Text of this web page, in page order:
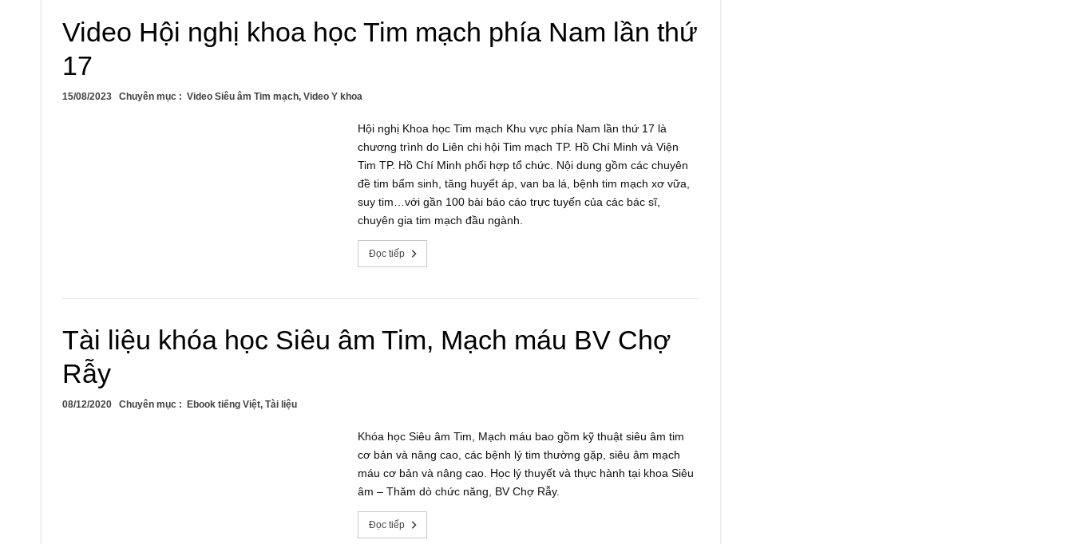
Video Hội nghị khoa học Tim mạch phía Nam lần thứ
17
15/08/2023 Chuyên mục : Video Siêu âm Tim mạch, Video Y khoa
Hội nghị Khoa học Tim mạch Khu vực phía Nam lần thứ 17 là
chương trình do Liên chi hội Tim mạch TP. Hồ Chí Minh và Viện
Tim TP. Hồ Chí Minh phối hợp tổ chức. Nội dung gồm các chuyên
đề tim bẩm sinh, tăng huyết áp, van ba lá, bệnh tim mạch xơ vữa,
suy tim…với gần 100 bài báo cáo trực tuyến của các bác sĩ,
chuyên gia tim mạch đầu ngành.
Đọc tiếp
Tài liệu khóa học Siêu âm Tim, Mạch máu BV Chợ
Rẫy
08/12/2020 Chuyên mục : Ebook tiếng Việt, Tài liệu
Khóa học Siêu âm Tim, Mạch máu bao gồm kỹ thuật siêu âm tim
cơ bản và nâng cao, các bệnh lý tim thường gặp, siêu âm mạch
máu cơ bản và nâng cao. Học lý thuyết và thực hành tại khoa Siêu
âm – Thăm dò chức năng, BV Chợ Rẫy.
Đọc tiếp